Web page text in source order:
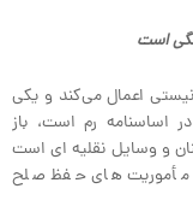
است
اعمال می‌کند و یکی
اساسنامه رم است، باز
و وسایل نقلیه ای است
مأموریت های حفظ صلح